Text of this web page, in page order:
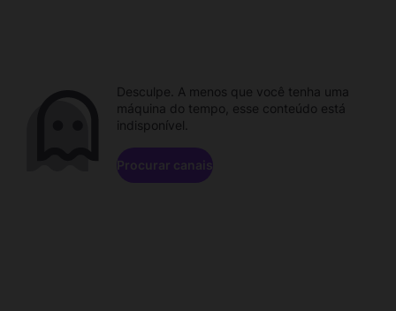
Desculpe. A menos que você tenha uma
máquina do tempo, esse conteúdo está
indisponível.
Procurar canais